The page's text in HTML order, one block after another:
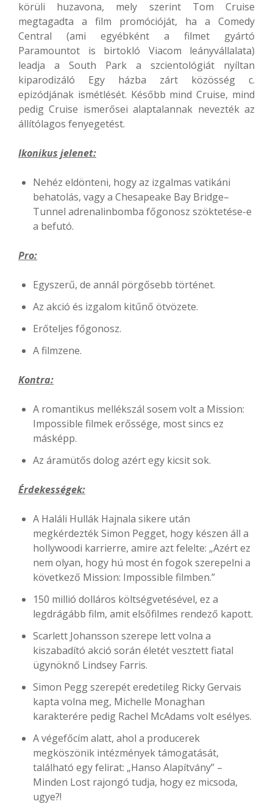
körüli huzavona, mely szerint Tom Cruise
megtagadta a film promócióját, ha a Comedy
Central (ami egyébként a filmet gyártó
Paramountot is birtokló Viacom leányvállalata)
leadja a South Park a szcientológiát nyíltan
kiparodizáló Egy házba zárt közösség c.
epizódjának ismétlését. Később mind Cruise, mind
pedig Cruise ismerősei alaptalannak nevezték az
állítólagos fenyegetést.
Ikonikus jelenet:
Nehéz eldönteni, hogy az izgalmas vatikáni
behatolás, vagy a Chesapeake Bay Bridge–
Tunnel adrenalinbomba főgonosz szöktetése-e
a befutó.
Pro:
Egyszerű, de annál pörgősebb történet.
Az akció és izgalom kitűnő ötvözete.
Erőteljes főgonosz.
A filmzene.
Kontra:
A romantikus mellékszál sosem volt a Mission:
Impossible filmek erőssége, most sincs ez
másképp.
Az áramütős dolog azért egy kicsit sok.
Érdekességek:
A Haláli Hullák Hajnala sikere után
megkérdezték Simon Pegget, hogy készen áll a
hollywoodi karrierre, amire azt felelte: „Azért ez
nem olyan, hogy hú most én fogok szerepelni a
következő Mission: Impossible filmben.”
150 millió dolláros költségvetésével, ez a
legdrágább film, amit elsőfilmes rendező kapott.
Scarlett Johansson szerepe lett volna a
kiszabadító akció során életét vesztett fiatal
ügynöknő Lindsey Farris.
Simon Pegg szerepét eredetileg Ricky Gervais
kapta volna meg, Michelle Monaghan
karakterére pedig Rachel McAdams volt esélyes.
A végefőcím alatt, ahol a producerek
megköszönik intézmények támogatását,
található egy felirat: „Hanso Alapítvány” –
Minden Lost rajongó tudja, hogy ez micsoda,
ugye?!